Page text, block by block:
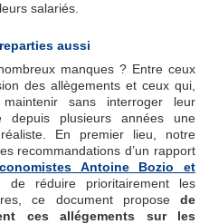
salariés.
aussi
manques ? Entre ceux
des allègements et ceux qui,
sans interroger leur
depuis plusieurs années une
En premier lieu, notre
recommandations d’un rapport
Antoine Bozio et
réduire prioritairement les
ce document propose de
ces allégements sur les